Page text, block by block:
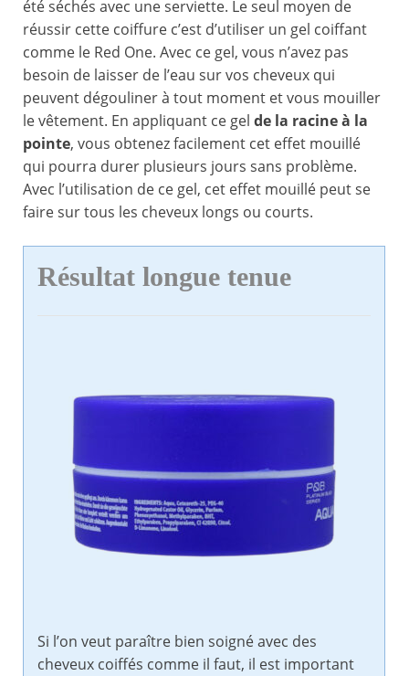
été séchés avec une serviette. Le seul moyen de
réussir cette coiffure c’est d’utiliser un gel coiffant
comme le Red One. Avec ce gel, vous n’avez pas
besoin de laisser de l’eau sur vos cheveux qui
peuvent dégouliner à tout moment et vous mouiller
le vêtement. En appliquant ce gel de la racine à la
pointe, vous obtenez facilement cet effet mouillé
qui pourra durer plusieurs jours sans problème.
Avec l’utilisation de ce gel, cet effet mouillé peut se
faire sur tous les cheveux longs ou courts.
Résultat longue tenue
Si l’on veut paraître bien soigné avec des
cheveux coiffés comme il faut, il est important